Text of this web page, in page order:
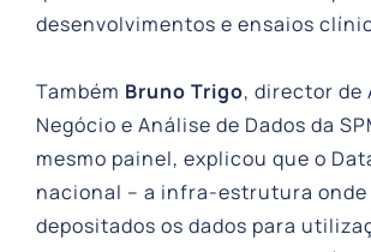
desenvolvimentos e ensaios
Também Bruno Trigo, director
Negócio e Análise de Dados da
mesmo painel, explicou que o
nacional – a infra-estrutura onde
depositados os dados para